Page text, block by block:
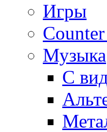
Игры
Музыка
С